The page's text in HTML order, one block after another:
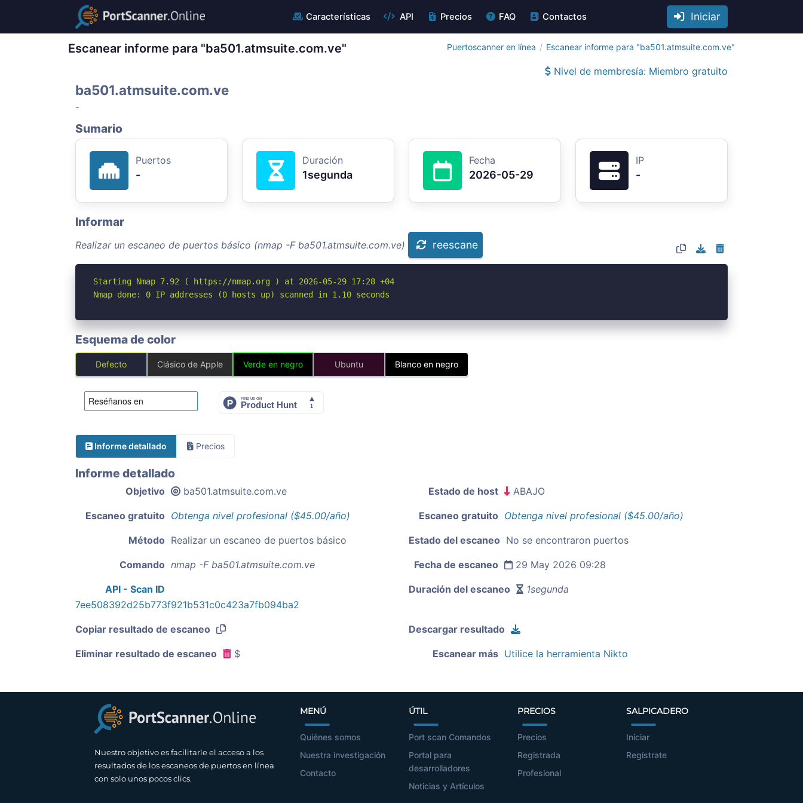
Características API Precios FAQ Contactos Iniciar
Escanear informe para "ba501.atmsuite.com.ve" Puertoscanner en línea Escanear informe para "ba501.atmsuite.com.ve"
Nivel de membresía: Miembro gratuito
ba501.atmsuite.com.ve
-
Sumario
Puertos
-
Duración
1segunda
Fecha
2026-05-29
IP
-
Informar
Realizar un escaneo de puertos básico (nmap -F ba501.atmsuite.com.ve) reescane
Starting Nmap 7.92 ( https://nmap.org ) at 2026-05-29 17:28 +04
Nmap done: 0 IP addresses (0 hosts up) scanned in 1.10 seconds
Esquema de color
Defecto Clásico de Apple Verde en negro Ubuntu Blanco en negro
Informe detallado Precios
Informe detallado
Objetivo ba501.atmsuite.com.ve Estado de host ABAJO
Escaneo gratuito Obtenga nivel profesional ($45.00/año) Escaneo gratuito Obtenga nivel profesional ($45.00/año)
Método Realizar un escaneo de puertos básico Estado del escaneo No se encontraron puertos
Comando nmap -F ba501.atmsuite.com.ve Fecha de escaneo 29 May 2026 09:28
API - Scan ID
7ee508392d25b773f921b531c0c423a7fb094ba2
Duración del escaneo 1segunda
Copiar resultado de escaneo Descargar resultado
Eliminar resultado de escaneo $ Escanear más Utilice la herramienta Nikto
Nuestro objetivo es facilitarle el acceso a los
resultados de los escaneos de puertos en línea
con solo unos pocos clics.
MENÚ
Quiénes somos
Nuestra investigación
Contacto
ÚTIL
Port scan Comandos
Portal para
desarrolladores
Noticias y Artículos
PRECIOS
Precios
Registrada
Profesional
SALPICADERO
Iniciar
Regístrate